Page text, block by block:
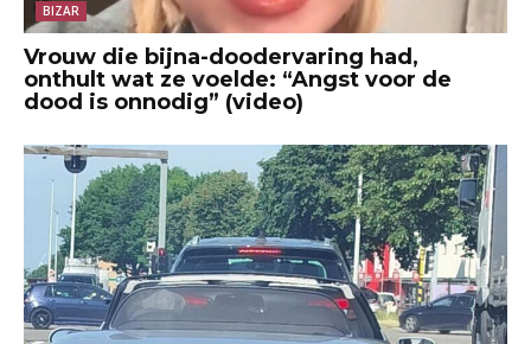
BIZAR
Vrouw die bijna-doodervaring had,
onthult wat ze voelde: “Angst voor de
dood is onnodig” (video)